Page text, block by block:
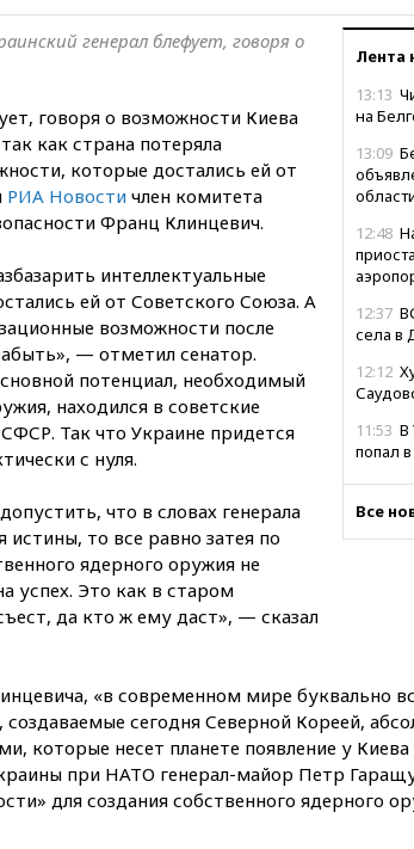
Лента
13:13
на
13:09
12:48
12:37
села в
12:12
11:53 В
попал
11:11
10:10
не
бомба
09:47
Все
генерал блефует, говоря о
говоря о возможности Киева
как страна потеряла
которые достались ей от
РИА Новости член комитета
Франц Клинцевич.
интеллектуальные
ей от Советского Союза. А
возможности после
— отметил сенатор.
потенциал, необходимый
находился в советские
Так что Украине придется
с нуля.
что в словах генерала
то все равно затея по
ядерного оружия не
успех. Это как в старом
да кто ж ему даст», — сказал
«в современном мире буквально
сегодня Северной Кореей,
которые несет планете появление у
при НАТО генерал-майор Петр
для создания собственного ядерного